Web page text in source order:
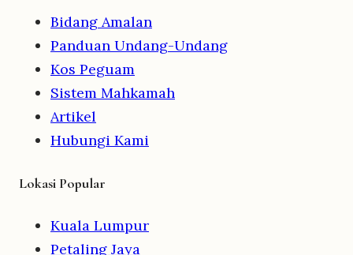
Bidang Amalan
Panduan Undang-Undang
Kos Peguam
Sistem Mahkamah
Artikel
Hubungi Kami
Lokasi Popular
Kuala Lumpur
Petaling Jaya